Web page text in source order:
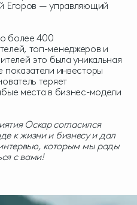
Егоров — управляющий
более 400
топ-менеджеров и
это была уникальная
показатели инвесторы
теряет
места в бизнес-модели
Оскар согласился
к жизни и бизнесу и дал
которым мы рады
с вами!